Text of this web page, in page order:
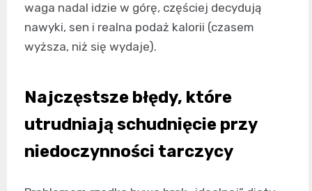
waga nadal idzie w górę, częściej decydują
nawyki, sen i realna podaż kalorii (czasem
wyższa, niż się wydaje).
Najczęstsze błędy, które
utrudniają schudnięcie przy
niedoczynności tarczycy